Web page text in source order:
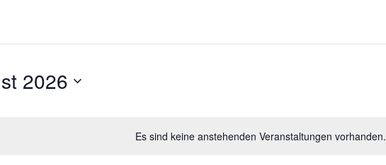
Es sind keine anstehenden Veranstaltungen vorhanden.
2026